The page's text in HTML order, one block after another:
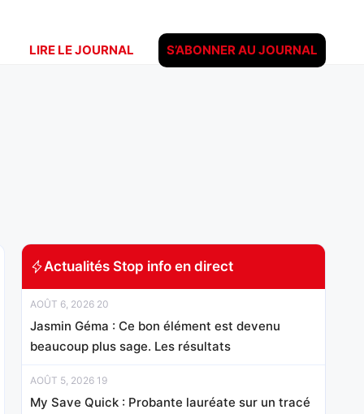
LIRE LE JOURNAL S’ABONNER AU JOURNAL
Actualités Stop info en direct
AOÛT 6, 2026 20
Jasmin Géma : Ce bon élément est devenu
beaucoup plus sage. Les résultats
AOÛT 5, 2026 19
My Save Quick : Probante lauréate sur un tracé